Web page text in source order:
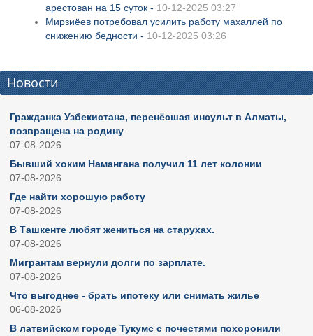
арестован на 15 суток - 10-12-2025 03:27
Мирзиёев потребовал усилить работу махаллей по
снижению бедности - 10-12-2025 03:26
Новости
Гражданка Узбекистана, перенёсшая инсульт в Алматы,
возвращена на родину
07-08-2026
Бывший хоким Намангана получил 11 лет колонии
07-08-2026
Где найти хорошую работу
07-08-2026
В Ташкенте любят жениться на старухах.
07-08-2026
Мигрантам вернули долги по зарплате.
07-08-2026
Что выгоднее - брать ипотеку или снимать жилье
06-08-2026
В латвийском городе Тукумс с почестями похоронили